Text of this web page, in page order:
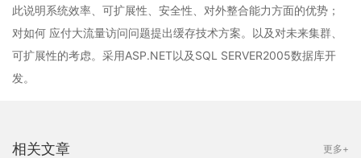
此说明系统效率、可扩展性、安全性、对外整合能力方面的优势；
对如何 应付大流量访问问题提出缓存技术方案。以及对未来集群、
可扩展性的考虑。采用ASP.NET以及SQL SERVER2005数据库开
发。
相关文章 更多+